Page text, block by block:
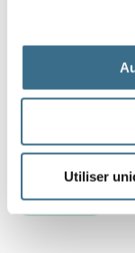
Utiliser
J'AI TERMINÉ